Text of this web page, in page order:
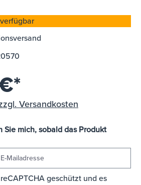
Versandkosten
mich, sobald das Produkt
E-Mailadresse
geschützt und es